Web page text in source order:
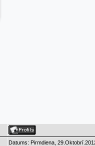
Datums: Pirmdiena,